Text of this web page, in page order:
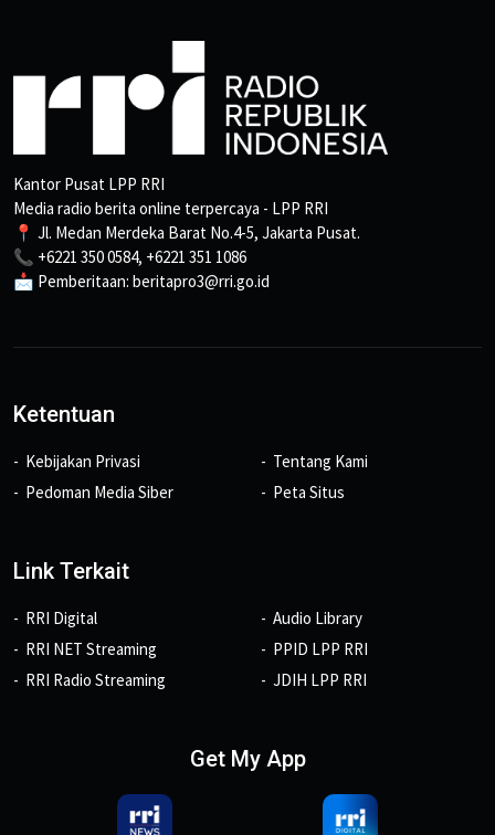
Kantor Pusat LPP RRI
Media radio berita online terpercaya - LPP RRI
📍 Jl. Medan Merdeka Barat No.4-5, Jakarta Pusat.
📞 +6221 350 0584, +6221 351 1086
📩 Pemberitaan: beritapro3@rri.go.id
Ketentuan
Kebijakan Privasi
Pedoman Media Siber
Tentang Kami
Peta Situs
Link Terkait
RRI Digital
RRI NET Streaming
RRI Radio Streaming
Audio Library
PPID LPP RRI
JDIH LPP RRI
Get My App